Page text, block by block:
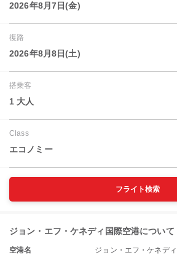
2026年8月7日(金)
復路
2026年8月8日(土)
搭乗客
1 大人
Class
エコノミー
フライト検索
ジョン・エフ・ケネディ国際空港について
空港名 ジョン・エフ・ケネデ